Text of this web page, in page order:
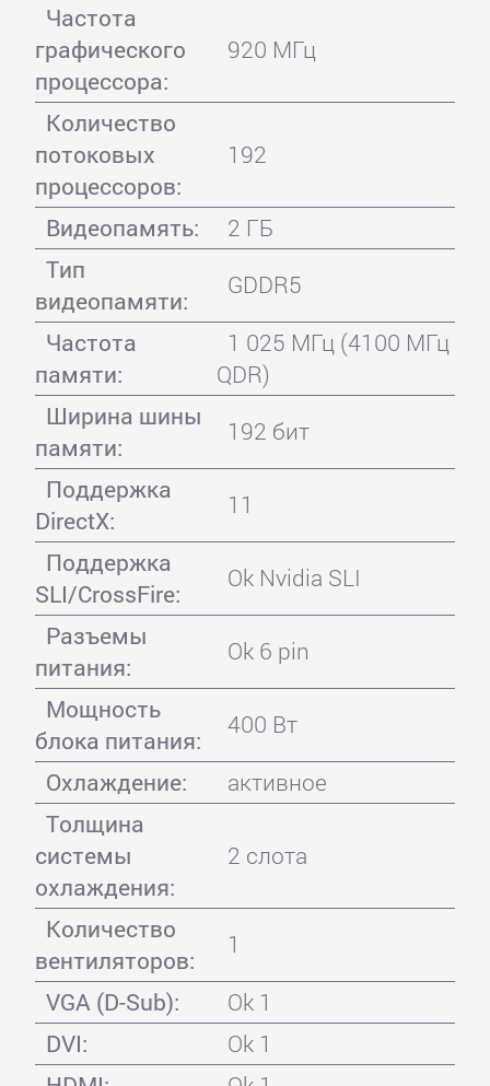
Частота
графического
процессора:
920 МГц
Количество
потоковых
процессоров:
192
Видеопамять:
2 ГБ
Тип
видеопамяти:
GDDR5
Частота
памяти:
1 025 МГц (4100 МГц
QDR)
Ширина шины
памяти:
192 бит
Поддержка
DirectX:
11
Поддержка
SLI/CrossFire:
Ok Nvidia SLI
Разъемы
питания:
Ok 6 pin
Мощность
блока питания:
400 Вт
Охлаждение:
активное
Толщина
системы
охлаждения:
2 слота
Количество
вентиляторов:
1
VGA (D-Sub):
Ok 1
DVI:
Ok 1